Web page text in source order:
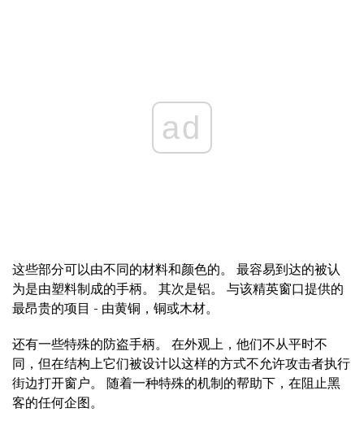
ad
这些部分可以由不同的材料和颜色的。 最容易到达的被认
为是由塑料制成的手柄。 其次是铝。 与该精英窗口提供的
最昂贵的项目 - 由黄铜，铜或木材。
还有一些特殊的防盗手柄。 在外观上，他们不从平时不
同，但在结构上它们被设计以这样的方式不允许攻击者执行
街边打开窗户。 随着一种特殊的机制的帮助下，在阻止黑
客的任何企图。